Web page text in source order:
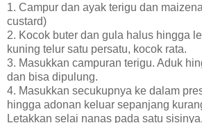
1. Campur dan ayak terigu dan
custard)
2. Kocok buter dan gula halus hingga
kuning telur satu persatu, kocok rata.
3. Masukkan campuran terigu. Aduk
dan bisa dipulung.
4. Masukkan secukupnya ke dalam
hingga adonan keluar sepanjang
Letakkan selai nanas pada satu